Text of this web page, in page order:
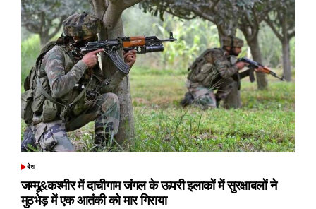
POSTED
देश
जम्मू&कश्मीर में दाचीगाम जंगल के ऊपरी इलाकों में सुरक्षाबलों ने
मुठभेड़ में एक आतंकी को मार गिराया